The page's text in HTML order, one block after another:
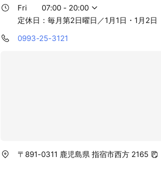
Fri
07:00 - 20:00
定休日：毎月第2日曜日／1月1日・1月2日
0993-25-3121
〒891-0311 鹿児島県 指宿市西方 2165